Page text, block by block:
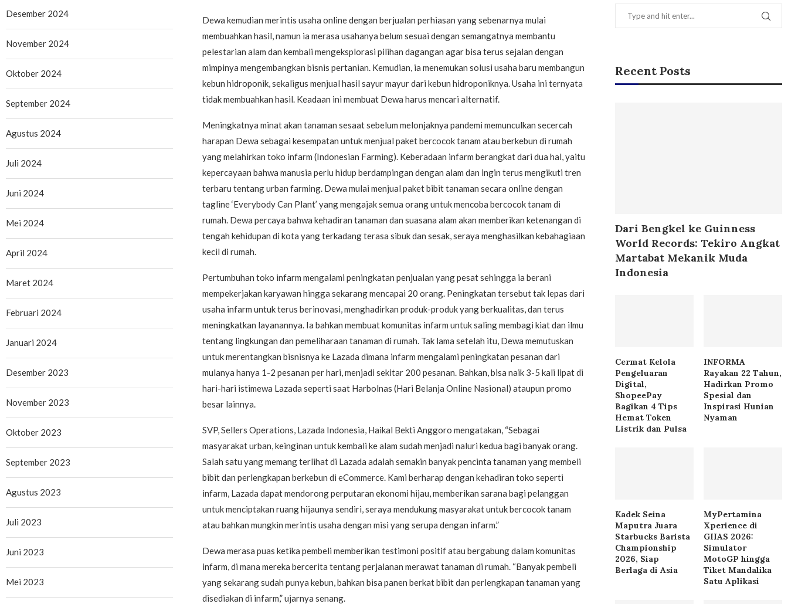
Dewa kemudian merintis usaha online dengan berjualan perhiasan yang sebenarnya mulai
membuahkan hasil, namun ia merasa usahanya belum sesuai dengan semangatnya membantu
pelestarian alam dan kembali mengeksplorasi pilihan dagangan agar bisa terus sejalan dengan
mimpinya mengembangkan bisnis pertanian. Kemudian, ia menemukan solusi usaha baru membangun
kebun hidroponik, sekaligus menjual hasil sayur mayur dari kebun hidroponiknya. Usaha ini ternyata
tidak membuahkan hasil. Keadaan ini membuat Dewa harus mencari alternatif.
Meningkatnya minat akan tanaman sesaat sebelum melonjaknya pandemi memunculkan secercah
harapan Dewa sebagai kesempatan untuk menjual paket bercocok tanam atau berkebun di rumah
yang melahirkan toko infarm (Indonesian Farming). Keberadaan infarm berangkat dari dua hal, yaitu
kepercayaan bahwa manusia perlu hidup berdampingan dengan alam dan ingin terus mengikuti tren
terbaru tentang urban farming. Dewa mulai menjual paket bibit tanaman secara online dengan
tagline ‘Everybody Can Plant’ yang mengajak semua orang untuk mencoba bercocok tanam di
rumah. Dewa percaya bahwa kehadiran tanaman dan suasana alam akan memberikan ketenangan di
tengah kehidupan di kota yang terkadang terasa sibuk dan sesak, seraya menghasilkan kebahagiaan
kecil di rumah.
Pertumbuhan toko infarm mengalami peningkatan penjualan yang pesat sehingga ia berani
mempekerjakan karyawan hingga sekarang mencapai 20 orang. Peningkatan tersebut tak lepas dari
usaha infarm untuk terus berinovasi, menghadirkan produk-produk yang berkualitas, dan terus
meningkatkan layanannya. Ia bahkan membuat komunitas infarm untuk saling membagi kiat dan ilmu
tentang lingkungan dan pemeliharaan tanaman di rumah. Tak lama setelah itu, Dewa memutuskan
untuk merentangkan bisnisnya ke Lazada dimana infarm mengalami peningkatan pesanan dari
mulanya hanya 1-2 pesanan per hari, menjadi sekitar 200 pesanan. Bahkan, bisa naik 3-5 kali lipat di
hari-hari istimewa Lazada seperti saat Harbolnas (Hari Belanja Online Nasional) ataupun promo
besar lainnya.
SVP, Sellers Operations, Lazada Indonesia, Haikal Bekti Anggoro mengatakan, “Sebagai
masyarakat urban, keinginan untuk kembali ke alam sudah menjadi naluri kedua bagi banyak orang.
Salah satu yang memang terlihat di Lazada adalah semakin banyak pencinta tanaman yang membeli
bibit dan perlengkapan berkebun di eCommerce. Kami berharap dengan kehadiran toko seperti
infarm, Lazada dapat mendorong perputaran ekonomi hijau, memberikan sarana bagi pelanggan
untuk menciptakan ruang hijaunya sendiri, seraya mendukung masyarakat untuk bercocok tanam
atau bahkan mungkin merintis usaha dengan misi yang serupa dengan infarm.”
Dewa merasa puas ketika pembeli memberikan testimoni positif atau bergabung dalam komunitas
infarm, di mana mereka bercerita tentang perjalanan merawat tanaman di rumah. “Banyak pembeli
yang sekarang sudah punya kebun, bahkan bisa panen berkat bibit dan perlengkapan tanaman yang
disediakan di infarm,” ujarnya senang.
Recent Posts
Dari Bengkel ke Guinness
World Records: Tekiro Angkat
Martabat Mekanik Muda
Indonesia
Cermat Kelola
Pengeluaran
Digital,
ShopeePay
Bagikan 4 Tips
Hemat Token
Listrik dan Pulsa
INFORMA
Rayakan 22 Tahun,
Hadirkan Promo
Spesial dan
Inspirasi Hunian
Nyaman
Kadek Seina
Maputra Juara
Starbucks Barista
Championship
2026, Siap
Berlaga di Asia
MyPertamina
Xperience di
GIIAS 2026:
Simulator
MotoGP hingga
Tiket Mandalika
Satu Aplikasi
Desember 2024
November 2024
Oktober 2024
September 2024
Agustus 2024
Juli 2024
Juni 2024
Mei 2024
April 2024
Maret 2024
Februari 2024
Januari 2024
Desember 2023
November 2023
Oktober 2023
September 2023
Agustus 2023
Juli 2023
Juni 2023
Mei 2023